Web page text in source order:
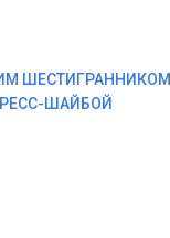
ШЕСТИГРАННИКОМ
ШАЙБОЙ